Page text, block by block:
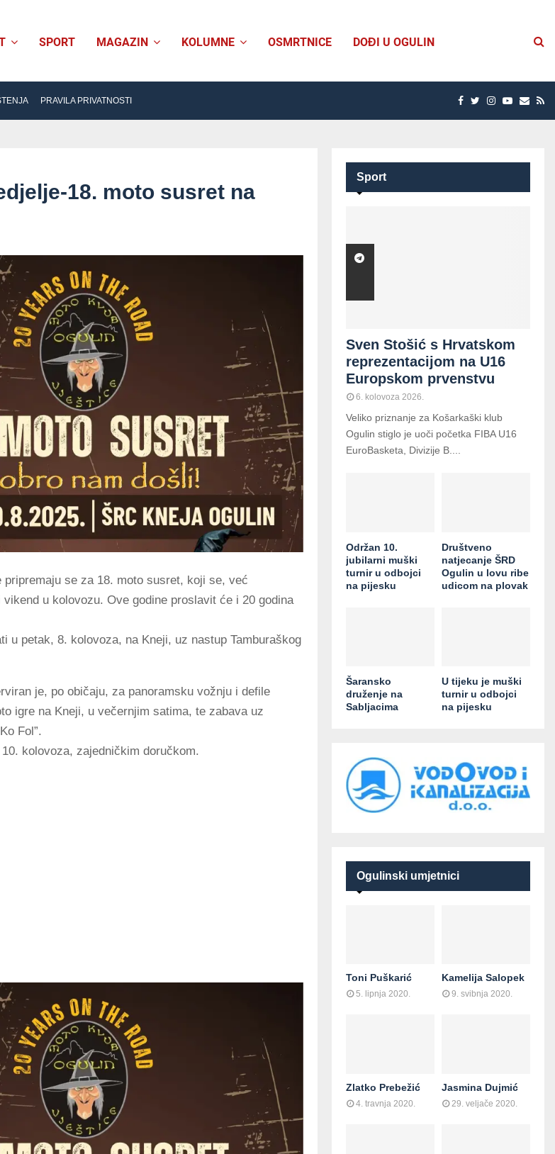
SPORT MAGAZIN KOLUMNE OSMRTNICE DOĐI U OGULIN
PRAVILA PRIVATNOSTI FACEBOOK
TWITTER
INSTAGRAM
18. moto susret na
pripremaju se za 18. moto susret, koji se, već
u kolovozu. Ove godine proslavit će i 20 godina
u petak, 8. kolovoza, na Kneji, uz nastup Tamburaškog
je, po običaju, za panoramsku vožnju i defile
igre na Kneji, u večernjim satima, te zabava uz
Fol”.
kolovoza, zajedničkim doručkom.
Sport
Sven Stošić s Hrvatskom
reprezentacijom na U16
Europskom prvenstvu
6. kolovoza 2026.
Veliko priznanje za Košarkaški klub
Ogulin stiglo je uoči početka FIBA U16
EuroBasketa, Divizije B....
Održan 10.
jubilarni muški
turnir u odbojci
na pijesku
Društveno
natjecanje ŠRD
Ogulin u lovu ribe
udicom na plovak
Šaransko
druženje na
Sabljacima
U tijeku je muški
turnir u odbojci
na pijesku
Ogulinski umjetnici
Toni Puškarić
5. lipnja 2020.
Kamelija Salopek
9. svibnja 2020.
Zlatko Prebežić
4. travnja 2020.
Jasmina Dujmić
29. veljače 2020.